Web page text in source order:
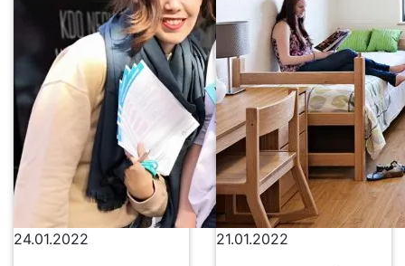
24.01.2022 21.01.2022